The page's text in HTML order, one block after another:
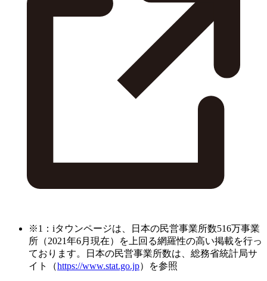
※1：iタウンページは、日本の民営事業所数516万事業
所（2021年6月現在）を上回る網羅性の高い掲載を行っ
ております。日本の民営事業所数は、総務省統計局サ
イト（https://www.stat.go.jp）を参照